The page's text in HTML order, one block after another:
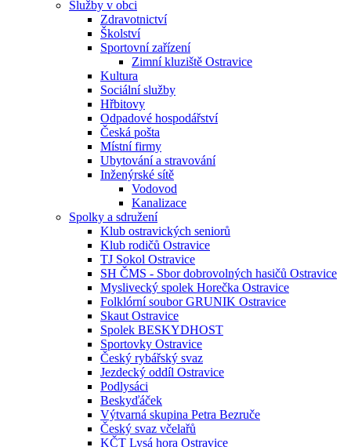
Služby v obci
Zdravotnictví
Školství
Sportovní zařízení
Zimní kluziště Ostravice
Kultura
Sociální služby
Hřbitovy
Odpadové hospodářství
Česká pošta
Místní firmy
Ubytování a stravování
Inženýrské sítě
Vodovod
Kanalizace
Spolky a sdružení
Klub ostravických seniorů
Klub rodičů Ostravice
TJ Sokol Ostravice
SH ČMS - Sbor dobrovolných hasičů Ostravice
Myslivecký spolek Horečka Ostravice
Folklórní soubor GRUNIK Ostravice
Skaut Ostravice
Spolek BESKYDHOST
Sportovky Ostravice
Český rybářský svaz
Jezdecký oddíl Ostravice
Podlysáci
Beskyďáček
Výtvarná skupina Petra Bezruče
Český svaz včelařů
KČT Lysá hora Ostravice